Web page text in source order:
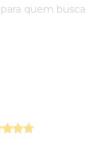
quem busca